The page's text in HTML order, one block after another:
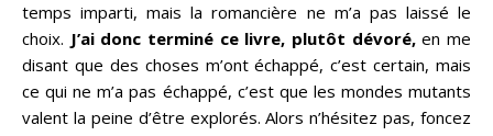
temps imparti, mais la romancière ne m’a pas laissé le
choix. J’ai donc terminé ce livre, plutôt dévoré,en me
disant que des choses m’ont échappé, c’est certain, mais
ce qui ne m’a pas échappé, c’est que les mondes mutants
valent la peine d’être explorés. Alors n’hésitez pas, foncez